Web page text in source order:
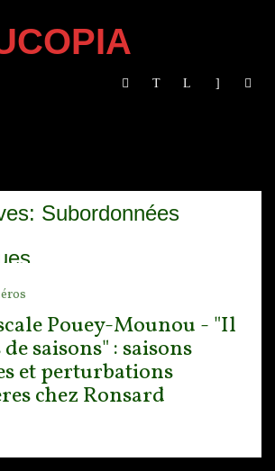
Subordonnées
Pouey-Mounou - "Il
saisons" : saisons
et perturbations
chez Ronsard